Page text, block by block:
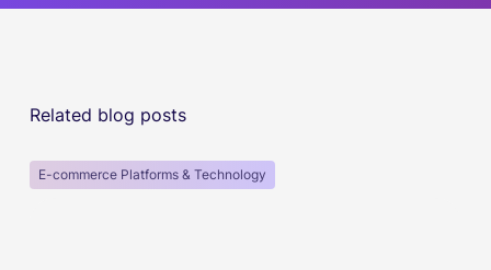
Related blog posts
E-commerce Platforms & Technology